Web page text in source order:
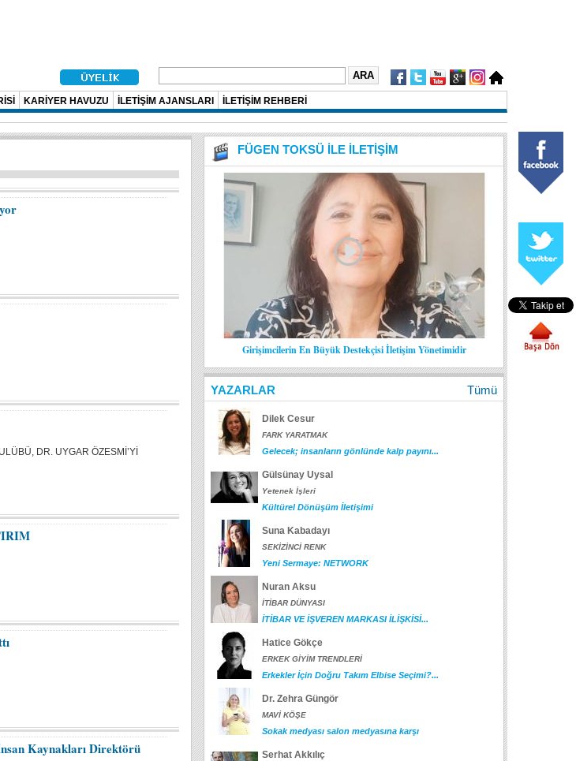
KARİYER HAVUZU İLETİŞİM AJANSLARI İLETİŞİM REHBERİ
DR. UYGAR ÖZESMİ’Yİ
Kaynakları Direktörü
FÜGEN TOKSÜ İLE İLETİŞİM
Girişimcilerin En Büyük Destekçisi İletişim Yönetimidir
YAZARLAR Tümü
Dilek Cesur
FARK YARATMAK
Gelecek; insanların gönlünde kalp payını...
Gülsünay Uysal
Yetenek İşleri
Kültürel Dönüşüm İletişimi
Suna Kabadayı
SEKİZİNCİ RENK
Yeni Sermaye: NETWORK
Nuran Aksu
İTİBAR DÜNYASI
İTİBAR VE İŞVEREN MARKASI İLİŞKİSİ...
Hatice Gökçe
ERKEK GİYİM TRENDLERİ
Erkekler İçin Doğru Takım Elbise Seçimi?...
Dr. Zehra Güngör
MAVİ KÖŞE
Sokak medyası salon medyasına karşı
Serhat Akkılıç